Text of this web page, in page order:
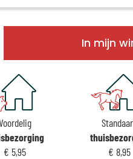
In mijn
€ 5,95
€ 8,95